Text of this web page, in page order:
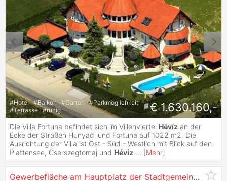
#Hotel #Balkon #Garten #Parkmöglichkeit
#Terrasse #ruhig € 1.630.160,-
Die Villa Fortuna befindet sich im Villenviertel Hévíz an der
Ecke der Straßen Hunyadi und Fortuna auf 1022 m2. Die
Ausrichtung der Villa ist Ost - Süd - Westlich mit Blick auf den
Plattensee, Cserszegtomaj und Hévíz.... [Mehr]
Gewerbefläche am Hauptplatz der Stadtgemeinde